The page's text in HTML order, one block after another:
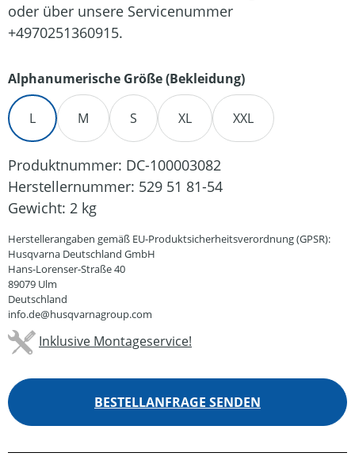
oder über unsere Servicenummer
+4970251360915.
Alphanumerische Größe (Bekleidung)auswählen
L M S XL XXL
Produktnummer: DC-100003082
Herstellernummer: 529 51 81-54
Gewicht: 2 kg
Herstellerangaben gemäß EU-Produktsicherheitsverordnung (GPSR):
Husqvarna Deutschland GmbH
Hans-Lorenser-Straße 40
89079 Ulm
Deutschland
info.de@husqvarnagroup.com
Inklusive Montageservice!
BESTELLANFRAGE SENDEN